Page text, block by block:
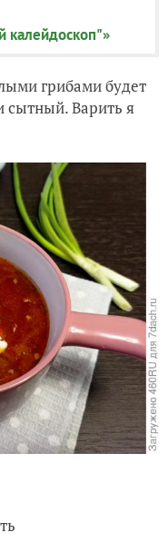
калейдоскоп"»
грибами будет
сытный. Варить я